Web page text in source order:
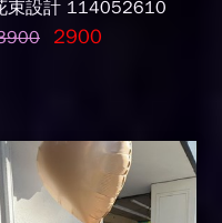
束設計 114052610
2900